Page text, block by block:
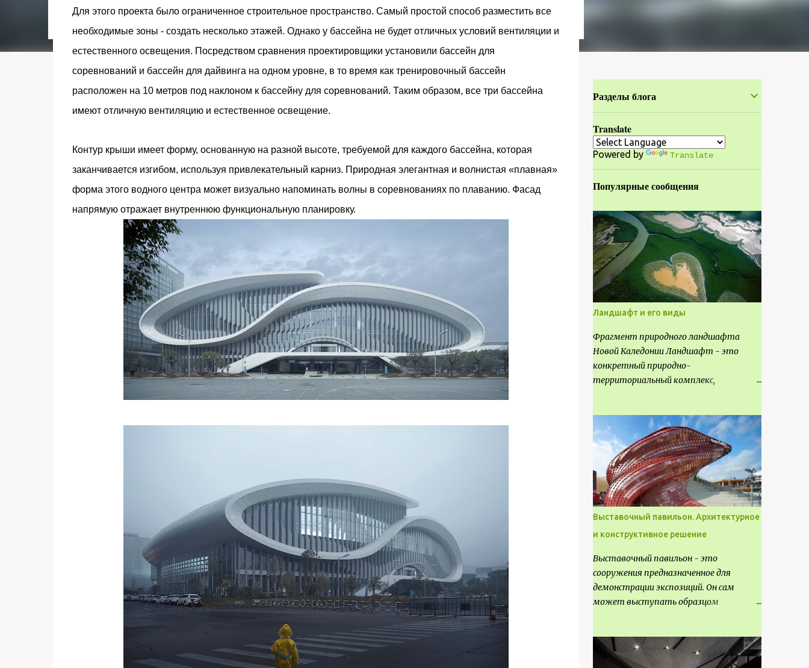
городском конкурсе 2021 года и получением престижной награды «Серебряная пирамида глобального
качества» от Федерации застройщиков Окситании в 2024 году. Концепция «Jardins Secrets» — это
современный средиземноморский манифест. Архитекторы стремились объединить память о военном
Для этого проекта было ограниченное строительное пространство. Самый простой способ разместить все
необходимые зоны - создать несколько этажей. Однако у бассейна не будет отличных условий вентиляции и
естественного освещения. Посредством сравнения проектировщики установили бассейн для
соревнований и бассейн для дайвинга на одном уровне, в то время как тренировочный бассейн
расположен на 10 метров под наклоном к бассейну для соревнований. Таким образом, все три бассейна
имеют отличную вентиляцию и естественное освещение.
Контур крыши имеет форму, основанную на разной высоте, требуемой для каждого бассейна, которая
заканчивается изгибом, используя привлекательный карниз. Природная элегантная и волнистая «плавная»
форма этого водного центра может визуально напоминать волны в соревнованиях по плаванию. Фасад
напрямую отражает внутреннюю функциональную планировку.
Разделы блога
Translate
Powered by Translate
Популярные сообщения
Ландшафт и его виды
Фрагмент природного ландшафта
Новой Каледонии Ландшафт - это
конкретный природно-
территориальный комплекс,
карте и географическое название.
Различают несколько видов
ландшафта, которые отличаются
друг от друга не только оформлением,
но и видом деятельность происходящей
на них. Одни используют в качестве
выращивания агрокультур. Другие для
строительства населенных пунктов и
т.д.
Выставочный павильон. Архитектурное
и конструктивное решение
Выставочный павильон - это
сооружения предназначенное для
демонстрации экспозиций. Он сам
может выступать образцом
достижений. Как правило, это
относится к международным и